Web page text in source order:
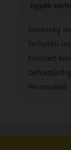
Egyéb
Sebesség
Terhelési
Erősített
Defekttűrő
Peremvédő